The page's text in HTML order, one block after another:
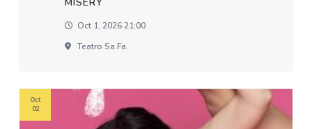
Oct 1, 2026 21:00
Teatro Sa.fa.
Oct
02